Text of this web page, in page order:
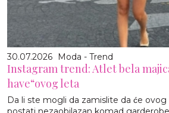
30.07.2026 Moda - Trend
Instagram trend: Atlet bela
have“ovog leta
Da li ste mogli da zamislite da će